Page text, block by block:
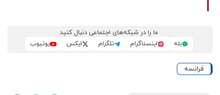
ما را در شبکه‌های اجتماعی دنبال کنید
بله
اینستاگرام تلگرام ایکس یوتیوب
فرانسه